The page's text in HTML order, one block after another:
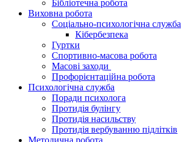
Бібліотечна робота
Виховна робота
Соціально-психологічна служба
Кібербезпека
Гуртки
Спортивно-масова робота
Масові заходи
Профорієнтаційна робота
Психологічна служба
Поради психолога
Протидія булінгу
Протидія насильству
Протидія вербуванню підлітків
Методична робота